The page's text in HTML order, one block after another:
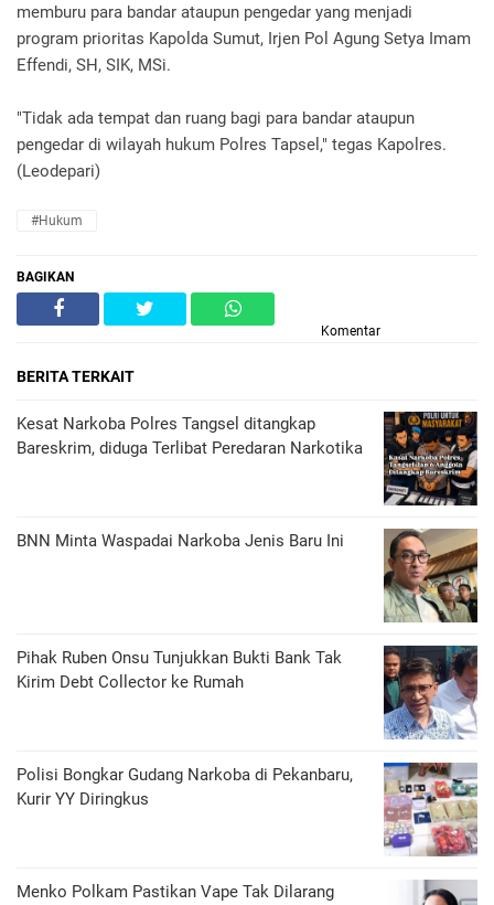
memburu para bandar ataupun pengedar yang menjadi
program prioritas Kapolda Sumut, Irjen Pol Agung Setya Imam
Effendi, SH, SIK, MSi.
"Tidak ada tempat dan ruang bagi para bandar ataupun
pengedar di wilayah hukum Polres Tapsel," tegas Kapolres.
(Leodepari)
#Hukum
BAGIKAN
Komentar
BERITA TERKAIT
Kesat Narkoba Polres Tangsel ditangkap
Bareskrim, diduga Terlibat Peredaran Narkotika
BNN Minta Waspadai Narkoba Jenis Baru Ini
Pihak Ruben Onsu Tunjukkan Bukti Bank Tak
Kirim Debt Collector ke Rumah
Polisi Bongkar Gudang Narkoba di Pekanbaru,
Kurir YY Diringkus
Menko Polkam Pastikan Vape Tak Dilarang